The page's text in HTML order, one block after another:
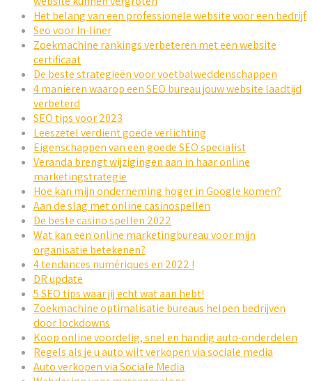
Het belang van een professionele website voor een bedrijf
Seo voor In-liner
Zoekmachine rankings verbeteren met een website
certificaat
De beste strategieën voor voetbalweddenschappen
4 manieren waarop een SEO bureau jouw website laadtijd
verbeterd
SEO tips voor 2023
Leeszetel verdient goede verlichting
Eigenschappen van een goede SEO specialist
Veranda brengt wijzigingen aan in haar online
marketingstrategie
Hoe kan mijn onderneming hoger in Google komen?
Aan de slag met online casinospellen
De beste casino spellen 2022
Wat kan een online marketingbureau voor mijn
organisatie betekenen?
4 tendances numériques en 2022 !
DR update
5 SEO tips waar jij echt wat aan hebt!
Zoekmachine optimalisatie bureaus helpen bedrijven
door lockdowns
Koop online voordelig, snel en handig auto-onderdelen
Regels als je u auto wilt verkopen via sociale media
Auto verkopen via Sociale Media